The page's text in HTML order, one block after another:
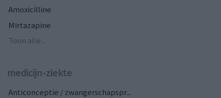
Amoxicilline
Mirtazapine
Toon alle...
medicijn-ziekte
Anticonceptie / zwangerschapspr...